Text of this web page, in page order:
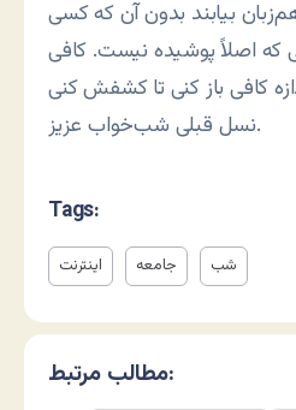
بیابند بدون آن که کسی
که اصلاً پوشیده نیست. کافی
کافی باز کنی تا کشفش کنی
نسل قبلی شب‌خواب عزیز.
Tags:
اینترنت جامعه شب
مطالب مرتبط: